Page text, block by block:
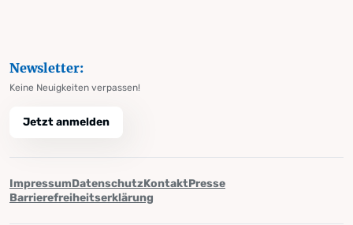
Newsletter:
Keine Neuigkeiten verpassen!
Jetzt anmelden
ImpressumDatenschutzKontaktPresse
Barrierefreiheitserklärung